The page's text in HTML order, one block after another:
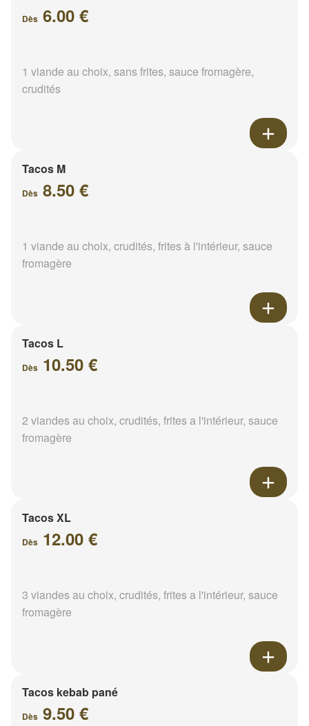
Dès 6.00 €
1 viande au choix, sans frites, sauce fromagère,
crudités
Tacos M
Dès 8.50 €
1 viande au choix, crudités, frites à l'intérieur, sauce
fromagère
Tacos L
Dès 10.50 €
2 viandes au choix, crudités, frites a l'intérieur, sauce
fromagère
Tacos XL
Dès 12.00 €
3 viandes au choix, crudités, frites a l'intérieur, sauce
fromagère
Tacos kebab pané
Dès 9.50 €